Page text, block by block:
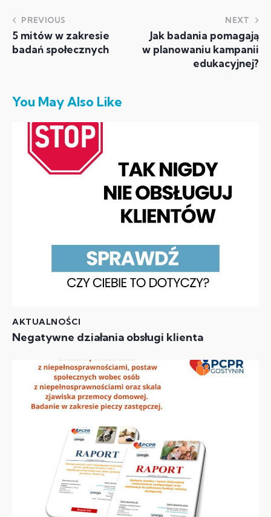
PREVIOUS
5 mitów w zakresie
badań społecznych
NEXT
Jak badania pomagają
w planowaniu kampanii
edukacyjnej?
You May Also Like
AKTUALNOŚCI
Negatywne działania obsługi klienta